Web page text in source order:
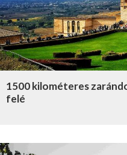
1500 kilométeres
felé